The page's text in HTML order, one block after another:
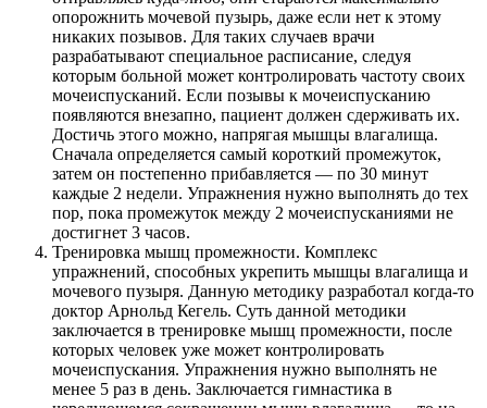
опорожнить мочевой пузырь, даже если нет к этому
никаких позывов. Для таких случаев врачи
разрабатывают специальное расписание, следуя
которым больной может контролировать частоту своих
мочеиспусканий. Если позывы к мочеиспусканию
появляются внезапно, пациент должен сдерживать их.
Достичь этого можно, напрягая мышцы влагалища.
Сначала определяется самый короткий промежуток,
затем он постепенно прибавляется — по 30 минут
каждые 2 недели. Упражнения нужно выполнять до тех
пор, пока промежуток между 2 мочеиспусканиями не
достигнет 3 часов.
Тренировка мышц промежности. Комплекс
упражнений, способных укрепить мышцы влагалища и
мочевого пузыря. Данную методику разработал когда-то
доктор Арнольд Кегель. Суть данной методики
заключается в тренировке мышц промежности, после
которых человек уже может контролировать
мочеиспускания. Упражнения нужно выполнять не
менее 5 раз в день. Заключается гимнастика в